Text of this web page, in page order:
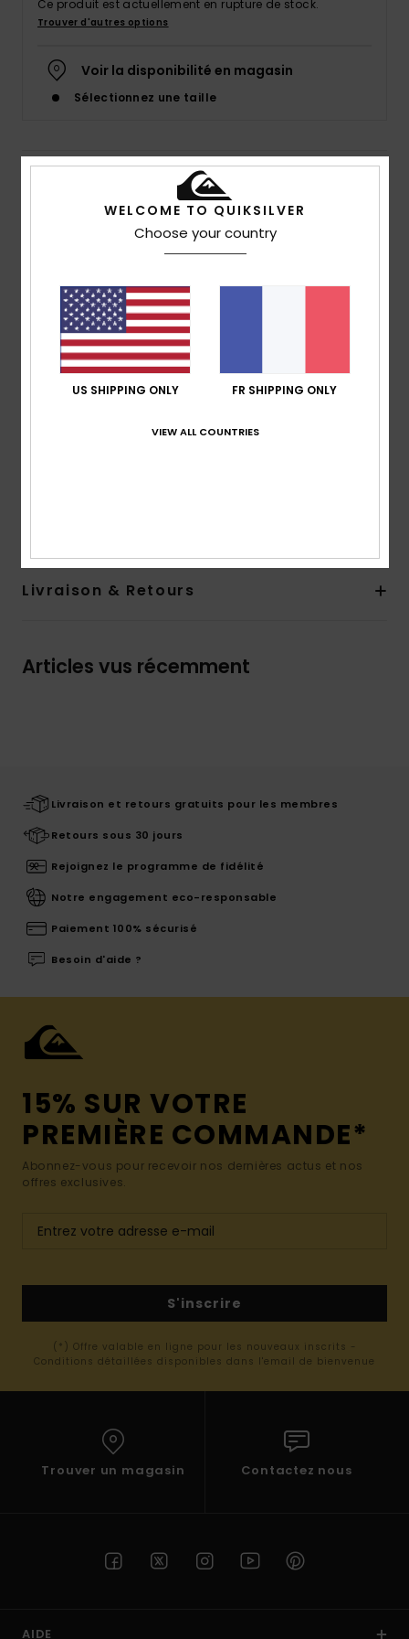
Ce produit est actuellement en rupture de stock.
Trouver d'autres options
Voir la disponibilité en magasin
Sélectionnez une taille
Details & caractéristiques
T-shirt à manches longues Bleu Homme
Code couleur
Caractéristiques
Matière :Matière en coton "open-end" [220 g/m2]
coupe :coupe regular
Col :col rond
Livraison & Retours
Articles vus récemment
Livraison et retours gratuits pour les membres
Retours sous 30 jours
Rejoignez le programme de fidélité
Notre engagement eco-responsable
Paiement 100% sécurisé
Besoin d'aide ?
15% SUR VOTRE
PREMIÈRE COMMANDE*
Abonnez-vous pour recevoir nos dernières actus et nos
offres exclusives.
S'inscrire
(*) Offre valable en ligne pour les nouveaux inscrits -
Conditions détaillées disponibles dans l'email de bienvenue
Trouver un magasin Contactez nous
AIDE
WELCOME TO QUIKSILVER
Choose your country
US SHIPPING ONLY FR SHIPPING ONLY
VIEW ALL COUNTRIES